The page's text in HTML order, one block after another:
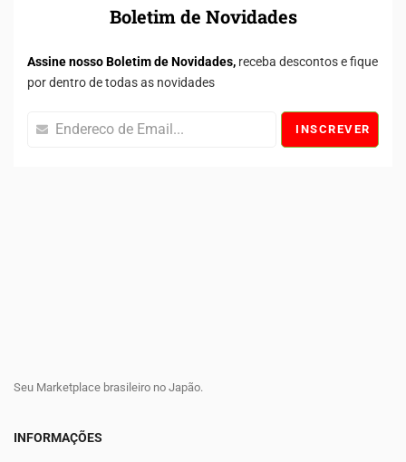
Boletim de Novidades
Assine nosso Boletim de Novidades, receba descontos e fique
por dentro de todas as novidades
INSCREVER
Seu Marketplace brasileiro no Japão.
INFORMAÇÕES